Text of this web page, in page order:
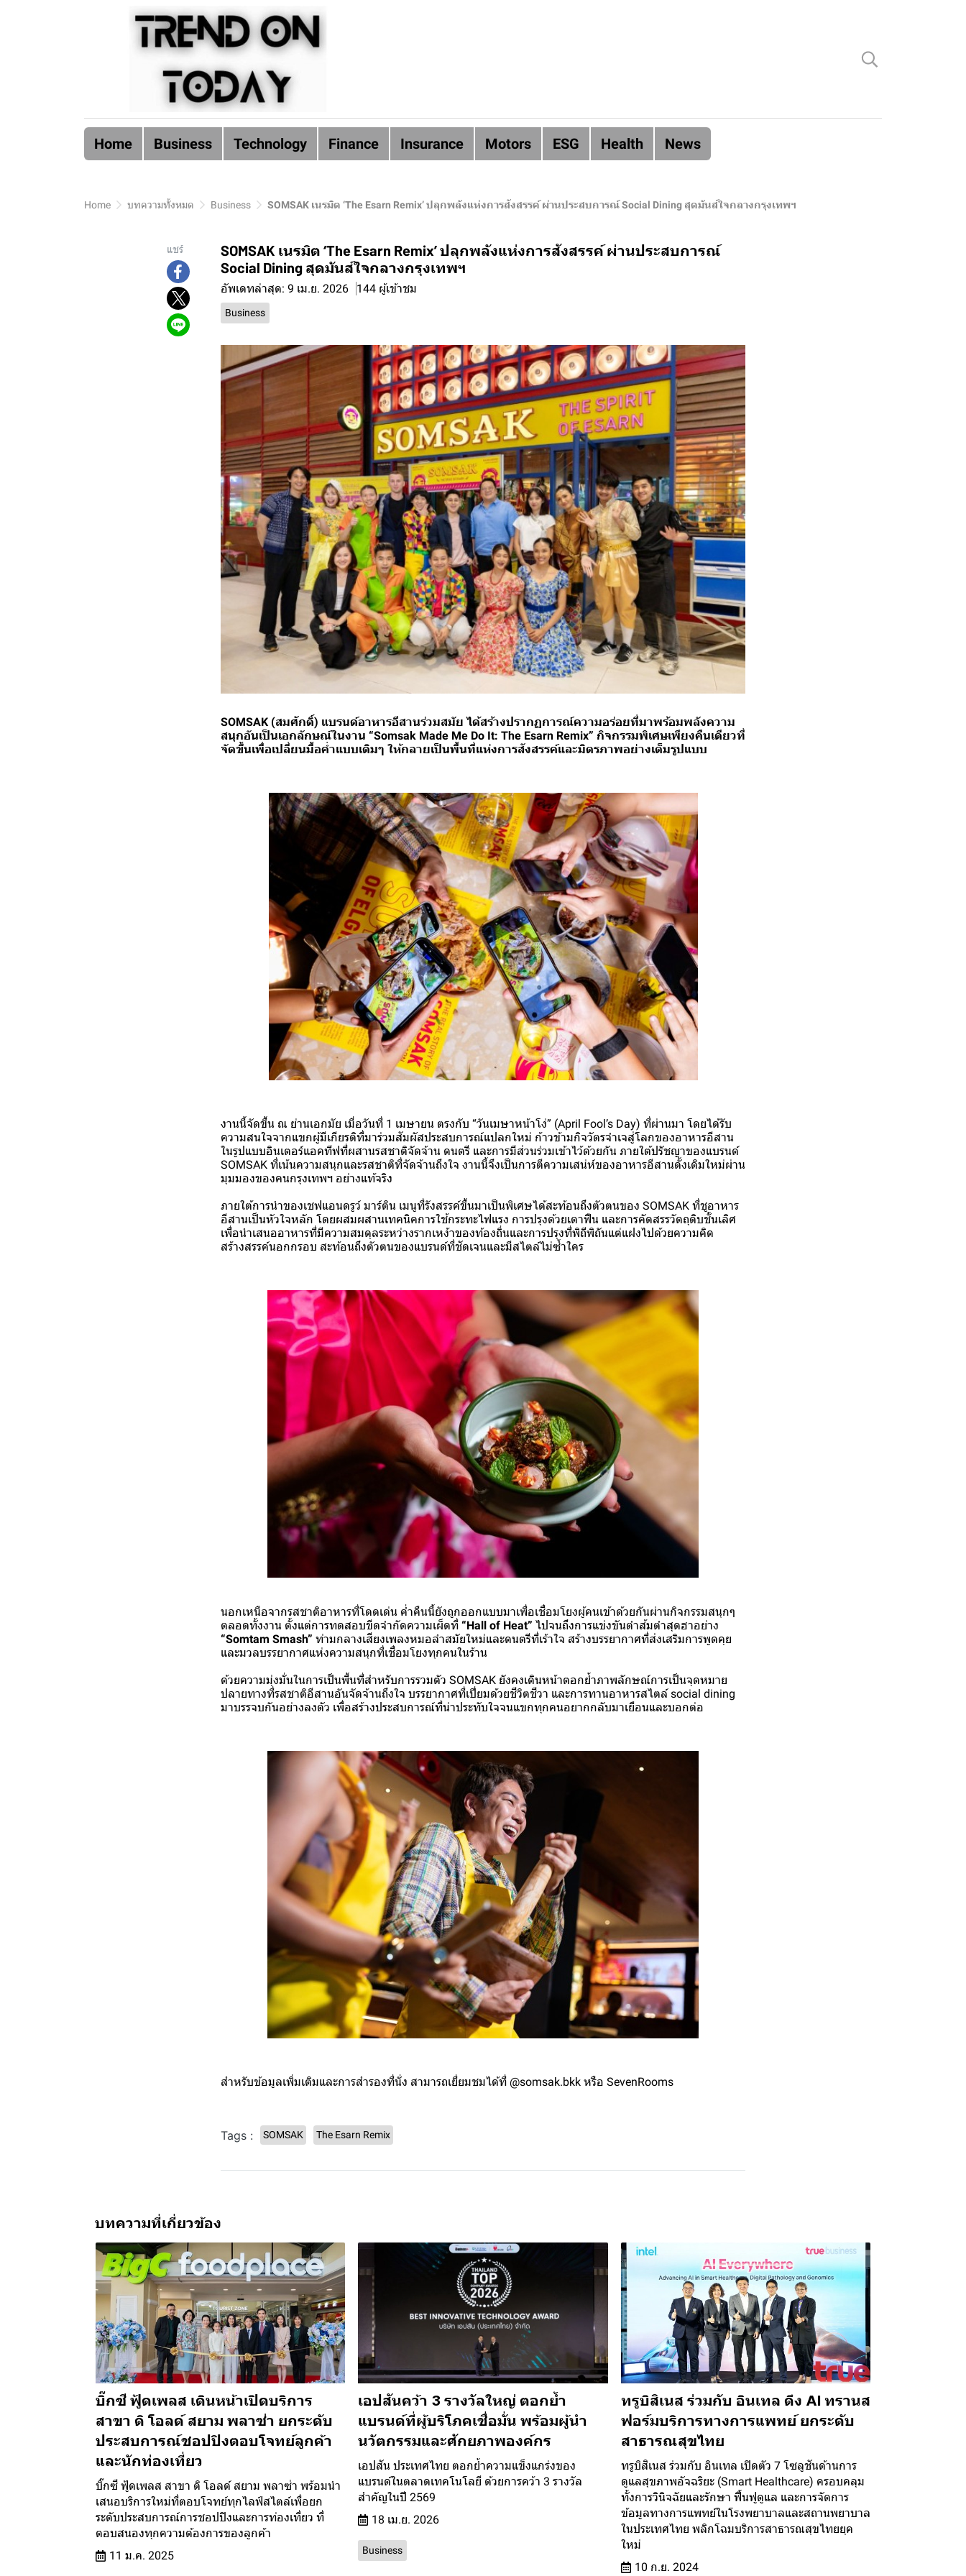
Home Business Technology Finance Insurance Motors ESG Health News
Home บทความทั้งหมด Business SOMSAK เนรมิต ‘The Esarn Remix’ ปลุกพลังแห่งการสังสรรค์ ผ่านประสบการณ์ Social Dining สุดมันส์ใจกลางกรุงเทพฯ
แชร์
SOMSAK เนรมิต ‘The Esarn Remix’ ปลุกพลังแห่งการสังสรรค์ ผ่านประสบการณ์
Social Dining สุดมันส์ใจกลางกรุงเทพฯ
อัพเดทล่าสุด: 9 เม.ย. 2026 144 ผู้เข้าชม
Business
SOMSAK (สมศักดิ์) แบรนด์อาหารอีสานร่วมสมัย ได้สร้างปรากฏการณ์ความอร่อยที่มาพร้อมพลังความ
สนุกอันเป็นเอกลักษณ์ในงาน “Somsak Made Me Do It: The Esarn Remix” กิจกรรมพิเศษเพียงคืนเดียวที่
จัดขึ้นเพื่อเปลี่ยนมื้อค่ำแบบเดิมๆ ให้กลายเป็นพื้นที่แห่งการสังสรรค์และมิตรภาพอย่างเต็มรูปแบบ
งานนี้จัดขึ้น ณ ย่านเอกมัย เมื่อวันที่ 1 เมษายน ตรงกับ “วันเมษาหน้าโง่” (April Fool’s Day) ที่ผ่านมา โดยได้รับ
ความสนใจจากแขกผู้มีเกียรติที่มาร่วมสัมผัสประสบการณ์แปลกใหม่ ก้าวข้ามกิจวัตรจำเจสู่โลกของอาหารอีสาน
ในรูปแบบอินเตอร์แอคทีฟที่ผสานรสชาติจัดจ้าน ดนตรี และการมีส่วนร่วมเข้าไว้ด้วยกัน ภายใต้ปรัชญาของแบรนด์
SOMSAK ที่เน้นความสนุกและรสชาติที่จัดจ้านถึงใจ งานนี้จึงเป็นการตีความเสน่ห์ของอาหารอีสานดั้งเดิมใหม่ผ่าน
มุมมองของคนกรุงเทพฯ อย่างแท้จริง
ภายใต้การนำของเชฟแอนดรูว์ มาร์ติน เมนูที่รังสรรค์ขึ้นมาเป็นพิเศษได้สะท้อนถึงตัวตนของ SOMSAK ที่ชูอาหาร
อีสานเป็นหัวใจหลัก โดยผสมผสานเทคนิคการใช้กระทะไฟแรง การปรุงด้วยเตาฟืน และการคัดสรรวัตถุดิบชั้นเลิศ
เพื่อนำเสนออาหารที่มีความสมดุลระหว่างรากเหง้าของท้องถิ่นและการปรุงที่พิถีพิถันแต่แฝงไปด้วยความคิด
สร้างสรรค์นอกกรอบ สะท้อนถึงตัวตนของแบรนด์ที่ชัดเจนและมีสไตล์ไม่ซ้ำใคร
นอกเหนือจากรสชาติอาหารที่โดดเด่น ค่ำคืนนี้ยังถูกออกแบบมาเพื่อเชื่อมโยงผู้คนเข้าด้วยกันผ่านกิจกรรมสนุกๆ
ตลอดทั้งงาน ตั้งแต่การทดสอบขีดจำกัดความเผ็ดที่ “Hall of Heat” ไปจนถึงการแข่งขันตำส้มตำสุดฮาอย่าง
“Somtam Smash” ท่ามกลางเสียงเพลงหมอลำสมัยใหม่และดนตรีที่เร้าใจ สร้างบรรยากาศที่ส่งเสริมการพูดคุย
และมวลบรรยากาศแห่งความสนุกที่เชื่อมโยงทุกคนในร้าน
ด้วยความมุ่งมั่นในการเป็นพื้นที่สำหรับการรวมตัว SOMSAK ยังคงเดินหน้าตอกย้ำภาพลักษณ์การเป็นจุดหมาย
ปลายทางที่รสชาติอีสานอันจัดจ้านถึงใจ บรรยากาศที่เปี่ยมด้วยชีวิตชีวา และการทานอาหารสไตล์ social dining
มาบรรจบกันอย่างลงตัว เพื่อสร้างประสบการณ์ที่น่าประทับใจจนแขกทุกคนอยากกลับมาเยือนและบอกต่อ
สำหรับข้อมูลเพิ่มเติมและการสำรองที่นั่ง สามารถเยี่ยมชมได้ที่ @somsak.bkk หรือ SevenRooms
Tags : SOMSAK The Esarn Remix
บทความที่เกี่ยวข้อง
บิ๊กซี ฟู้ดเพลส เดินหน้าเปิดบริการ
สาขา ดิ โอลด์ สยาม พลาซ่า ยกระดับ
ประสบการณ์ชอปปิงตอบโจทย์ลูกค้า
และนักท่องเที่ยว
บิ๊กซี ฟู้ดเพลส สาขา ดิ โอลด์ สยาม พลาซ่า พร้อมนำ
เสนอบริการใหม่ที่ตอบโจทย์ทุกไลฟ์สไตล์เพื่อยก
ระดับประสบการณ์การชอปปิงและการท่องเที่ยว ที่
ตอบสนองทุกความต้องการของลูกค้า
11 ม.ค. 2025
เอปสันคว้า 3 รางวัลใหญ่ ตอกย้ำ
แบรนด์ที่ผู้บริโภคเชื่อมั่น พร้อมผู้นำ
นวัตกรรมและศักยภาพองค์กร
เอปสัน ประเทศไทย ตอกย้ำความแข็งแกร่งของ
แบรนด์ในตลาดเทคโนโลยี ด้วยการคว้า 3 รางวัล
สำคัญในปี 2569
18 เม.ย. 2026
Business
ทรูบิสิเนส ร่วมกับ อินเทล ดึง AI ทรานส
ฟอร์มบริการทางการแพทย์ ยกระดับ
สาธารณสุขไทย
ทรูบิสิเนส ร่วมกับ อินเทล เปิดตัว 7 โซลูชันด้านการ
ดูแลสุขภาพอัจฉริยะ (Smart Healthcare) ครอบคลุม
ทั้งการวินิจฉัยและรักษา ฟื้นฟูดูแล และการจัดการ
ข้อมูลทางการแพทย์ในโรงพยาบาลและสถานพยาบาล
ในประเทศไทย พลิกโฉมบริการสาธารณสุขไทยยุค
ใหม่
10 ก.ย. 2024